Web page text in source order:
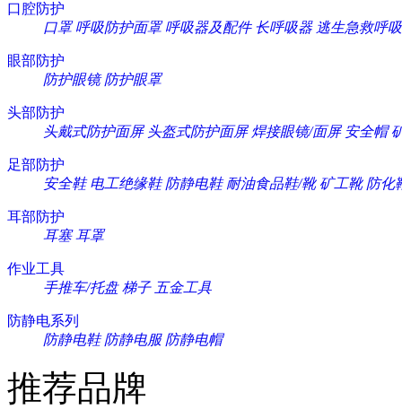
口腔防护
口罩 呼吸防护面罩 呼吸器及配件 长呼吸器 逃生急救呼
眼部防护
防护眼镜 防护眼罩
头部防护
头戴式防护面屏 头盔式防护面屏 焊接眼镜/面屏 安全帽
足部防护
安全鞋 电工绝缘鞋 防静电鞋 耐油食品鞋/靴 矿工靴 防化
耳部防护
耳塞 耳罩
作业工具
手推车/托盘 梯子 五金工具
防静电系列
防静电鞋 防静电服 防静电帽
推荐品牌